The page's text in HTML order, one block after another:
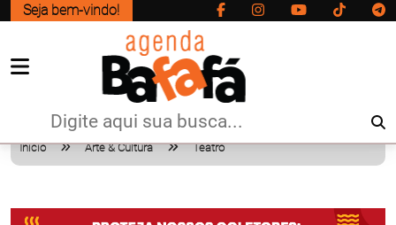
Seja bem-vindo!
Início Arte & Cultura Teatro